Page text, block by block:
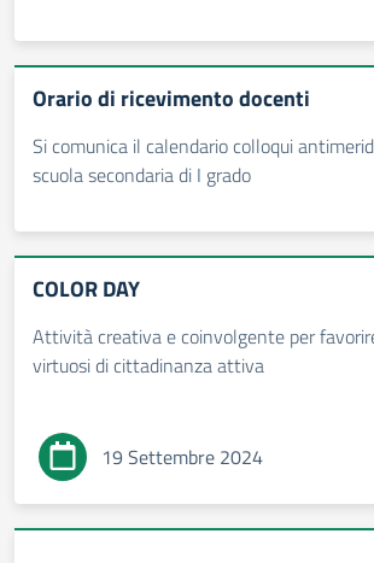
Orario di ricevimento docenti
Si comunica il calendario colloqui
scuola secondaria di I grado
COLOR DAY
Attività creativa e coinvolgente per
virtuosi di cittadinanza attiva
19 Settembre 2024